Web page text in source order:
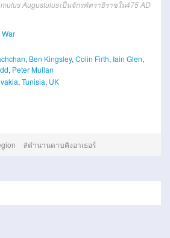
Augustulusเป็นจักรพัตราธิราชใน475 AD
War
, Ben Kingsley, Colin Firth, Iain Glen,
, Peter Mullan
, Tunisia, UK
ตำนานดาบคิงอาเธอร์